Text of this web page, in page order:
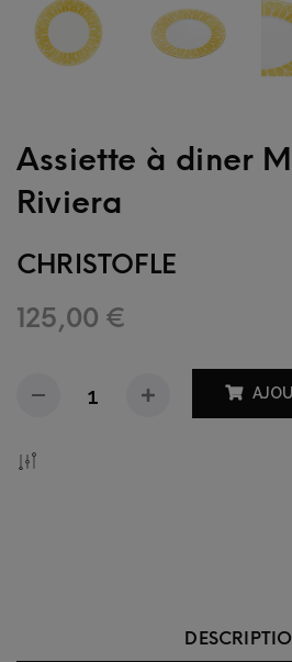
Assiette à diner
Riviera
CHRISTOFLE
125,00€